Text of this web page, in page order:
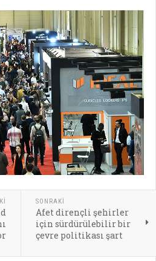
SONRAKI
Afet dirençli şehirler
için sürdürülebilir bir
çevre politikası şart